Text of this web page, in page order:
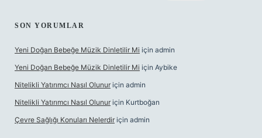
SON YORUMLAR
Yeni Doğan Bebeğe Müzik Dinletilir Mi için admin
Yeni Doğan Bebeğe Müzik Dinletilir Mi için Aybike
Nitelikli Yatırımcı Nasıl Olunur için admin
Nitelikli Yatırımcı Nasıl Olunur için Kurtboğan
Çevre Sağlığı Konuları Nelerdir için admin